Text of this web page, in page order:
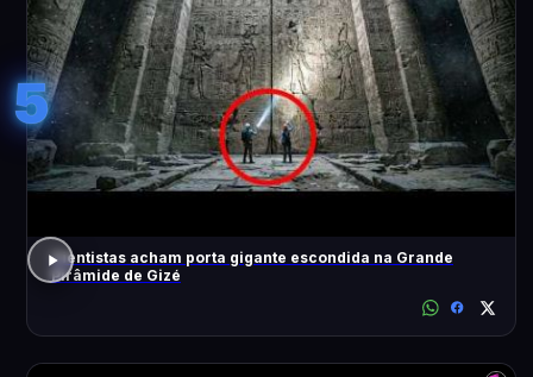
5
Cientistas acham porta gigante escondida na Grande
Pirâmide de Gizé